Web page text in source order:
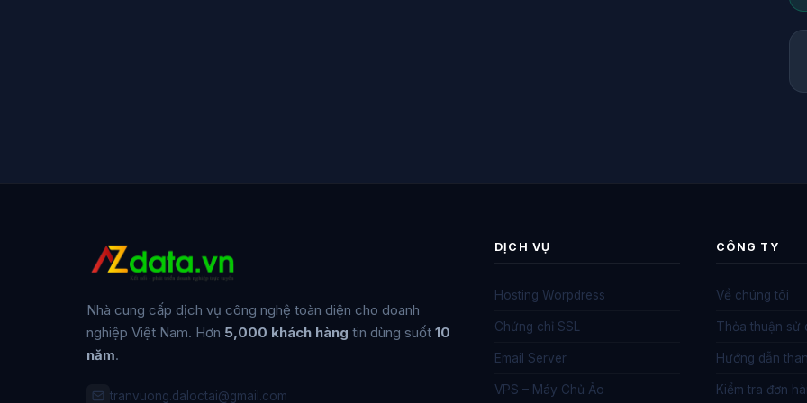
Nhà cung cấp dịch vụ công nghệ toàn diện cho doanh
nghiệp Việt Nam. Hơn 5,000 khách hàng tin dùng suốt 10
năm.
tranvuong.daloctai@gmail.com
DỊCH VỤ
Hosting Worpdress
Chứng chỉ SSL
Email Server
VPS – Máy Chủ Ảo
CÔNG TY
Về chúng tôi
Thỏa thuận sử
Hướng dẫn
Kiểm tra đơn